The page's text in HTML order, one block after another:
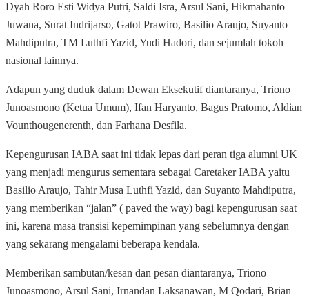
Dyah Roro Esti Widya Putri, Saldi Isra, Arsul Sani, Hikmahanto
Juwana, Surat Indrijarso, Gatot Prawiro, Basilio Araujo, Suyanto
Mahdiputra, TM Luthfi Yazid, Yudi Hadori, dan sejumlah tokoh
nasional lainnya.
Adapun yang duduk dalam Dewan Eksekutif diantaranya, Triono
Junoasmono (Ketua Umum), Ifan Haryanto, Bagus Pratomo, Aldian
Vounthougenerenth, dan Farhana Desfila.
Kepengurusan IABA saat ini tidak lepas dari peran tiga alumni UK
yang menjadi mengurus sementara sebagai Caretaker IABA yaitu
Basilio Araujo, Tahir Musa Luthfi Yazid, dan Suyanto Mahdiputra,
yang memberikan “jalan” ( paved the way) bagi kepengurusan saat
ini, karena masa transisi kepemimpinan yang sebelumnya dengan
yang sekarang mengalami beberapa kendala.
Memberikan sambutan/kesan dan pesan diantaranya, Triono
Junoasmono, Arsul Sani, Irnandan Laksanawan, M Qodari, Brian